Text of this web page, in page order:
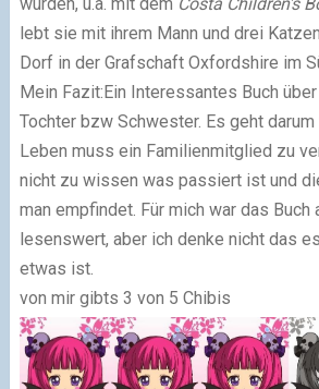
lebt sie mit ihrem Mann und drei
Dorf in der Grafschaft Oxfordshire im
Mein Fazit:Ein Interessantes Buch
Tochter bzw Schwester. Es geht
Leben muss ein Familienmitglied zu
nicht zu wissen was passiert ist und
man empfindet. Für mich war das Buch
lesenswert, aber ich denke nicht das
etwas ist.
von mir gibts 3 von 5 Chibis